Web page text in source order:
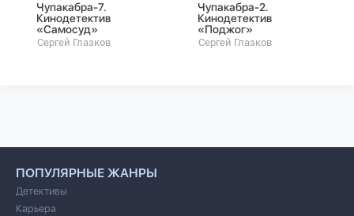
Чупакабра-7.
Кинодетектив
«Самосуд»
Сергей Глазков
Чупакабра-2.
Кинодетектив
«Поджог»
Сергей Глазков
ПОПУЛЯРНЫЕ ЖАНРЫ
Детективы
Карьера